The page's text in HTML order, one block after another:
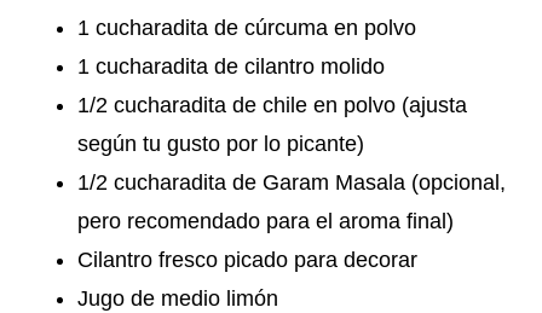
1 cucharadita de cúrcuma en polvo
1 cucharadita de cilantro molido
1/2 cucharadita de chile en polvo (ajusta
según tu gusto por lo picante)
1/2 cucharadita de Garam Masala (opcional,
pero recomendado para el aroma final)
Cilantro fresco picado para decorar
Jugo de medio limón